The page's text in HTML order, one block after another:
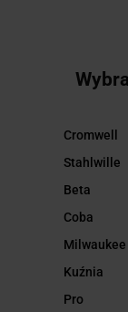
Cromwell
Stahlwille
Beta
Coba
Milwaukee
Kuźnia
Pro